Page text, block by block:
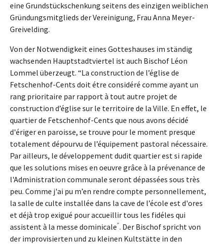
eine Grundstückschenkung seitens des einzigen weiblichen
Gründungsmitglieds der Vereinigung, Frau Anna Meyer-
Greivelding.
Von der Notwendigkeit eines Gotteshauses im ständig
wachsenden Hauptstadtviertel ist auch Bischof Léon
Lommel überzeugt. “La construction de l’église de
Fetschenhof-Cents doit étre considéré comme ayant un
rang prioritaire par rapport à tout autre projet de
construction d’église sur le territoire de la Ville. En effet, le
quartier de Fetschenhof-Cents que nous avons décidé
d'ériger en paroisse, se trouve pour le moment presque
totalement dépourvu de l’équipement pastoral nécessaire.
Par ailleurs, le développement dudit quartier est si rapide
que les solutions mises en oeuvre grâce à la prévenance de
l'Administration communale seront dépassées sous très
peu. Comme j'ai pu m’en rendre compte personnellement,
la salle de culte installée dans la cave de l’école est d'ores
et déjà trop exigué pour accueillir tous les fidéles qui
assistent à la messe dominicale”. Der Bischof spricht von
der improvisierten und zu kleinen Kultstätte in den